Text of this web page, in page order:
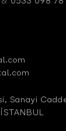
Sanayi